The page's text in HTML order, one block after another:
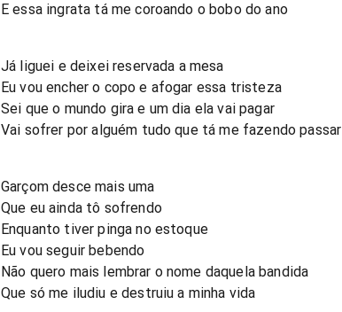
E essa ingrata tá me coroando o bobo do ano
Já liguei e deixei reservada a mesa
Eu vou encher o copo e afogar essa tristeza
Sei que o mundo gira e um dia ela vai pagar
Vai sofrer por alguém tudo que tá me fazendo passar
Garçom desce mais uma
Que eu ainda tô sofrendo
Enquanto tiver pinga no estoque
Eu vou seguir bebendo
Não quero mais lembrar o nome daquela bandida
Que só me iludiu e destruiu a minha vida